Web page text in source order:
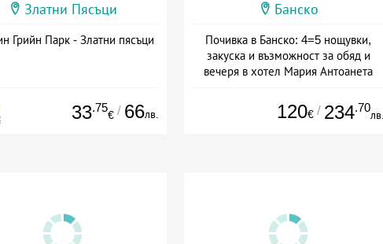
Златни Пясъци
Грийн Парк - Златни пясъци
33.75
€ / 66лв.
Банско
Почивка в Банско: 4=5 нощувки,
закуска и възможност за обяд и
вечеря в хотел Мария Антоанета
120€ / 234.70
лв.